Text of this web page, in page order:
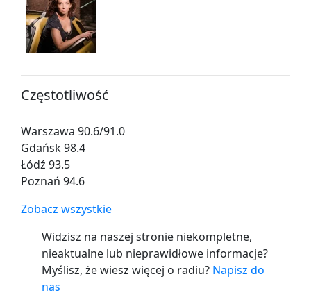
Częstotliwość
Warszawa 90.6/91.0
Gdańsk 98.4
Łódź 93.5
Poznań 94.6
Zobacz wszystkie
Widzisz na naszej stronie niekompletne,
nieaktualne lub nieprawidłowe informacje?
Myślisz, że wiesz więcej o radiu? Napisz do
nas